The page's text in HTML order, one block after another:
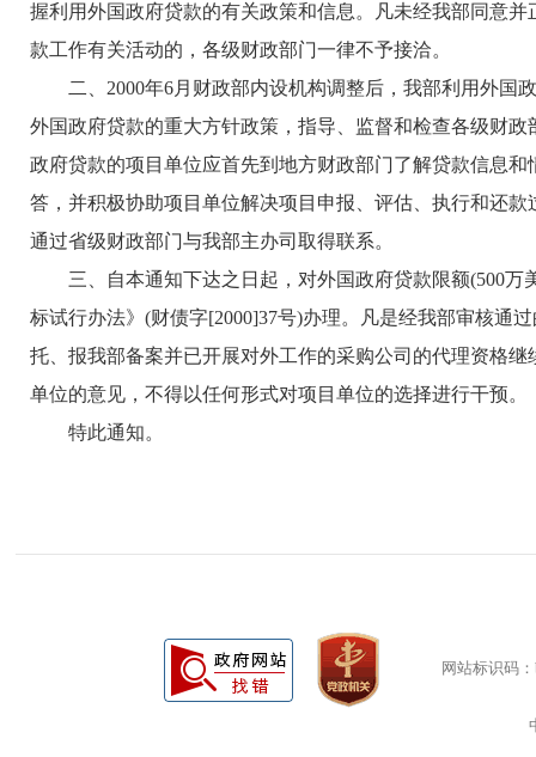
握利用外国政府贷款的有关政策和信息。凡未经我部同意
款工作有关活动的，各级财政部门一律不予接洽。
二、2000年6月财政部内设机构调整后，我部利用外国
外国政府贷款的重大方针政策，指导、监督和检查各级财
政府贷款的项目单位应首先到地方财政部门了解贷款信息
答，并积极协助项目单位解决项目申报、评估、执行和还
通过省级财政部门与我部主办司取得联系。
三、自本通知下达之日起，对外国政府贷款限额(500万
标试行办法》(财债字[2000]37号)办理。凡是经我部审核通
托、报我部备案并已开展对外工作的采购公司的代理资格
单位的意见，不得以任何形式对项目单位的选择进行干预。
特此通知。
网站标识码